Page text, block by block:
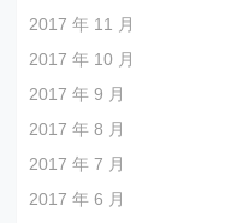
2017 年 11 月
2017 年 10 月
2017 年 9 月
2017 年 8 月
2017 年 7 月
2017 年 6 月